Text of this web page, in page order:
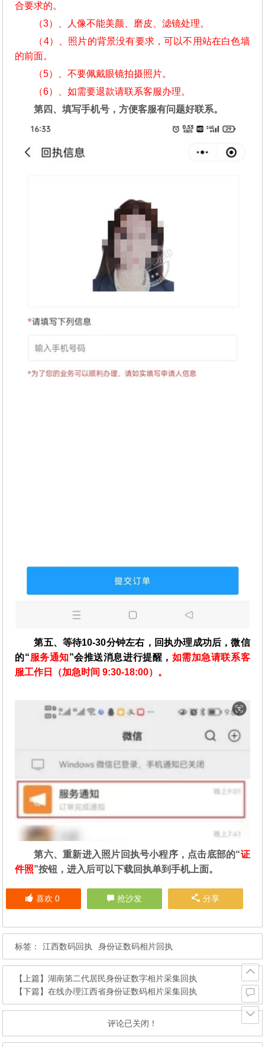
合要求的。
（3）、人像不能美颜、磨皮、滤镜处理。
（4）、照片的背景没有要求，可以不用站在白色墙
的前面。
（5）、不要佩戴眼镜拍摄照片。
（6）、如需要退款请联系客服办理。
第四、填写手机号，方便客服有问题好联系。
第五、等待10-30分钟左右，回执办理成功后，微信
的“服务通知”会推送消息进行提醒， 如需加急请联系客
服工作日（加急时间 9:30-18:00）。
第六、重新进入照片回执号小程序，点击底部的“证
件照”按钮，进入后可以下载回执单到手机上面。
喜欢 0 抢沙发 分享
标签： 江西数码回执 身份证数码相片回执
【上篇】湖南第二代居民身份证数字相片采集回执
【下篇】在线办理江西省身份证数码相片采集回执
评论已关闭！